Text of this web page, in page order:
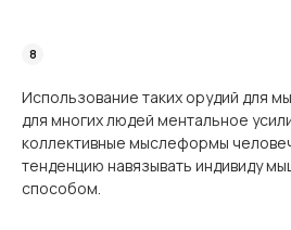
Использование таких орудий для
для многих людей ментальное
коллективные мыслеформы
тенденцию навязывать индивиду
способом.